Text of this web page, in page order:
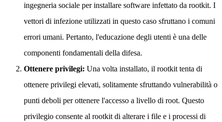
ingegneria sociale per installare software infettato da rootkit. I
vettori di infezione utilizzati in questo caso sfruttano i comuni
errori umani. Pertanto, l'educazione degli utenti è una delle
componenti fondamentali della difesa.
Ottenere privilegi: Una volta installato, il rootkit tenta di
ottenere privilegi elevati, solitamente sfruttando vulnerabilità o
punti deboli per ottenere l'accesso a livello di root. Questo
privilegio consente al rootkit di alterare i file e i processi di